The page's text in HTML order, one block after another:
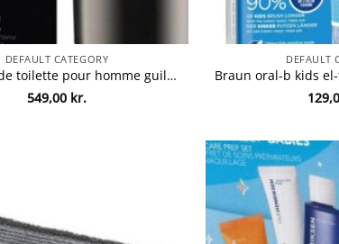
DEFAULT CATEGORY
Gucci eau de toilette pour homme guilty 90ml
549,00 kr.
DEFAULT